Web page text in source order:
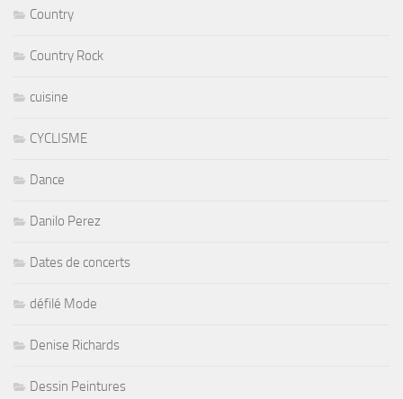
Country
Country Rock
cuisine
CYCLISME
Dance
Danilo Perez
Dates de concerts
défilé Mode
Denise Richards
Dessin Peintures